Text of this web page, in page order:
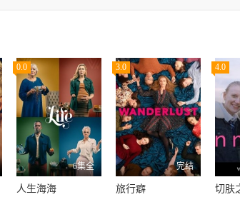
0.0
6集全
人生海海
3.0
完结
旅行癖
4.0
切肤